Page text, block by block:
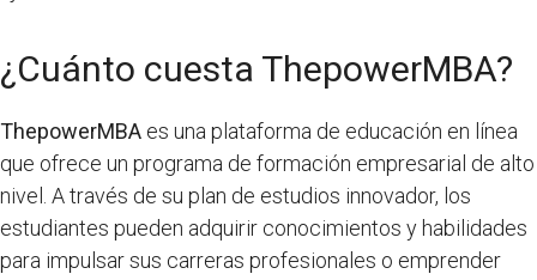
¿Cuánto cuesta ThepowerMBA?
ThepowerMBA es una plataforma de educación en línea
que ofrece un programa de formación empresarial de alto
nivel. A través de su plan de estudios innovador, los
estudiantes pueden adquirir conocimientos y habilidades
para impulsar sus carreras profesionales o emprender